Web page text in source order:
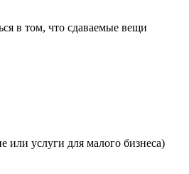
в том, что сдаваемые вещи
услуги для малого бизнеса)